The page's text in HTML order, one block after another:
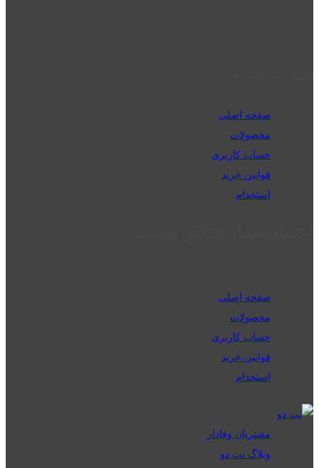
صفحه اصلی
محصولات
حساب کاربری
قوانین خرید
استخدام
صفحه اصلی
محصولات
حساب کاربری
قوانین خرید
استخدام
مشتریان وفادار
وبلاگ نت دو